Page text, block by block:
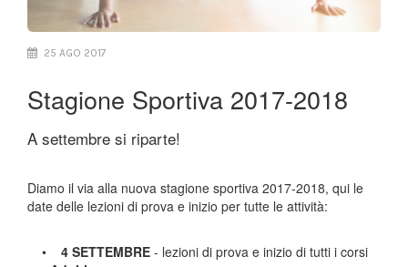
25 AGO 2017
Stagione Sportiva 2017-2018
A settembre si riparte!
Diamo il via alla nuova stagione sportiva 2017-2018, qui le
date delle lezioni di prova e inizio per tutte le attività:
• 4 SETTEMBRE - lezioni di prova e inizio di tutti i corsi